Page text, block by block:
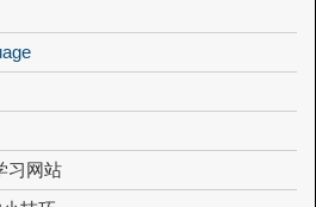
习网站